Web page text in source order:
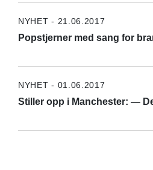
NYHET - 21.06.2017
Popstjerner med sang for
NYHET - 01.06.2017
Stiller opp i Manchester: —